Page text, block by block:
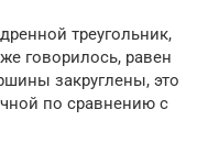
треугольник,
говорилось, равен
закруглены, это
по сравнению с